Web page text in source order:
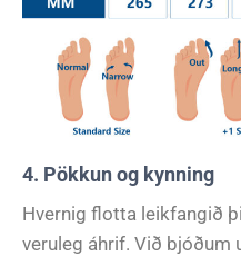
4. Pökkun og kynning
Hvernig flotta leikfangið
veruleg áhrif. Við bjóðum